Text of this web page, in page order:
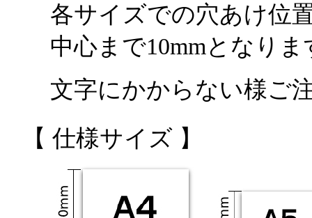
各サイズでの穴あけ位
中心まで10mmとなりま
文字にかからない様ご
【 仕様サイズ 】